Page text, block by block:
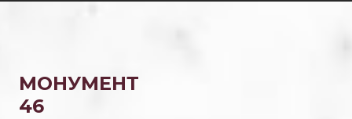
МОНУМЕНТ
46